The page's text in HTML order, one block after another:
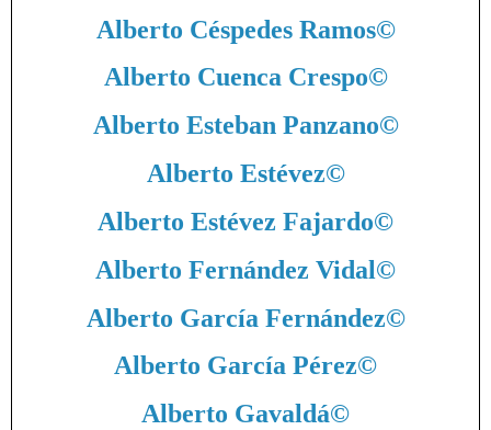
Alberto Céspedes Ramos©
Alberto Cuenca Crespo©
Alberto Esteban Panzano©
Alberto Estévez©
Alberto Estévez Fajardo©
Alberto Fernández Vidal©
Alberto García Fernández©
Alberto García Pérez©
Alberto Gavaldá©